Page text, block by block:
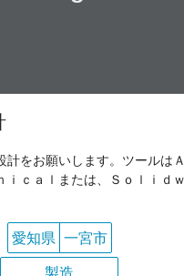
計をお願いします。ツールは
ｉｃａｌまたは、Ｓｏｌｉｄ
愛知県 一宮市